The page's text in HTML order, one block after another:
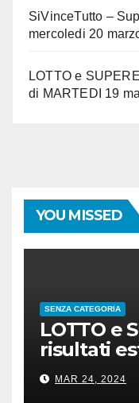
SiVinceTutto –
mercoledi 20
LOTTO e
di MARTEDI 19
YOU MISSED
SENZA CATEGORIA
LOTTO e
risultati
23 marzo
MAR 24, 2024